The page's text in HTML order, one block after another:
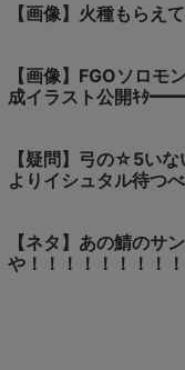
【画像】火種もらえ
【画像】FGOソロ
成イラスト公開ｷ
【疑問】弓の☆5い
よりイシュタル待つ
【ネタ】あの鯖のサ
や！！！！！！！！！